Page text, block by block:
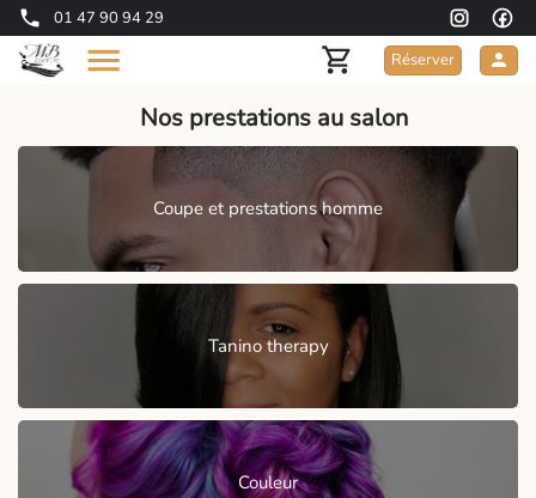
01 47 90 94 29
Réserver
Nos prestations au salon
Coupe et prestations homme
Tanino therapy
Couleur